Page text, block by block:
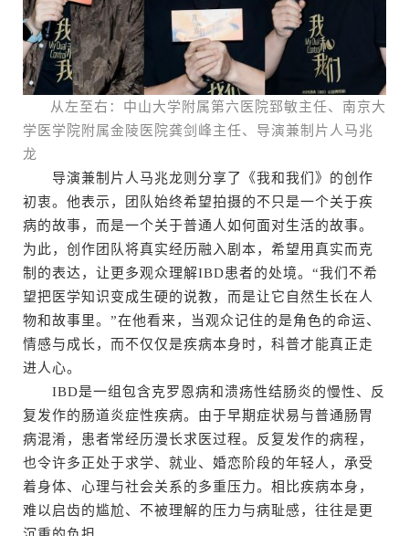
从左至右：中山大学附属第六医院郅敏主任、南京大
学医学院附属金陵医院龚剑峰主任、导演兼制片人马兆
龙
导演兼制片人马兆龙则分享了《我和我们》的创作
初衷。他表示，团队始终希望拍摄的不只是一个关于疾
病的故事，而是一个关于普通人如何面对生活的故事。
为此，创作团队将真实经历融入剧本，希望用真实而克
制的表达，让更多观众理解IBD患者的处境。“我们不希
望把医学知识变成生硬的说教，而是让它自然生长在人
物和故事里。”在他看来，当观众记住的是角色的命运、
情感与成长，而不仅仅是疾病本身时，科普才能真正走
进人心。
IBD是一组包含克罗恩病和溃疡性结肠炎的慢性、反
复发作的肠道炎症性疾病。由于早期症状易与普通肠胃
病混淆，患者常经历漫长求医过程。反复发作的病程，
也令许多正处于求学、就业、婚恋阶段的年轻人，承受
着身体、心理与社会关系的多重压力。相比疾病本身，
难以启齿的尴尬、不被理解的压力与病耻感，往往是更